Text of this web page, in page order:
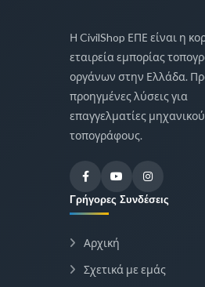
Η CivilShop ΕΠΕ είναι η
εταιρεία εμπορίας
οργάνων στην Ελλάδα.
προηγμένες λύσεις για
επαγγελματίες
τοπογράφους.
Γρήγορες Συνδέσεις
Αρχική
Σχετικά με εμάς